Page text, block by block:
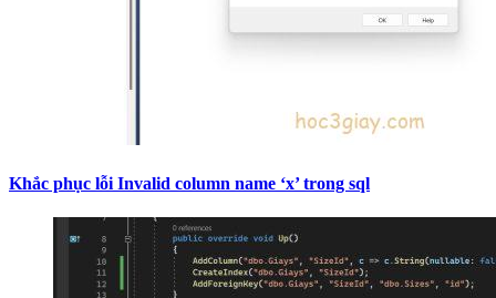
Khắc phục lỗi Invalid column name ‘x’ trong sql